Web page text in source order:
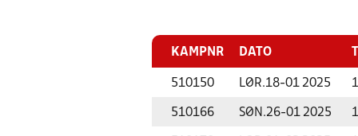
KAMPNR DATO
510150 LØR.18-01 2025
510166 SØN.26-01 2025